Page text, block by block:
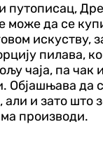
путописац,
може да се
искуству,
пилава,
чаја, па чак
Објашњава да
али и зато што
производи.